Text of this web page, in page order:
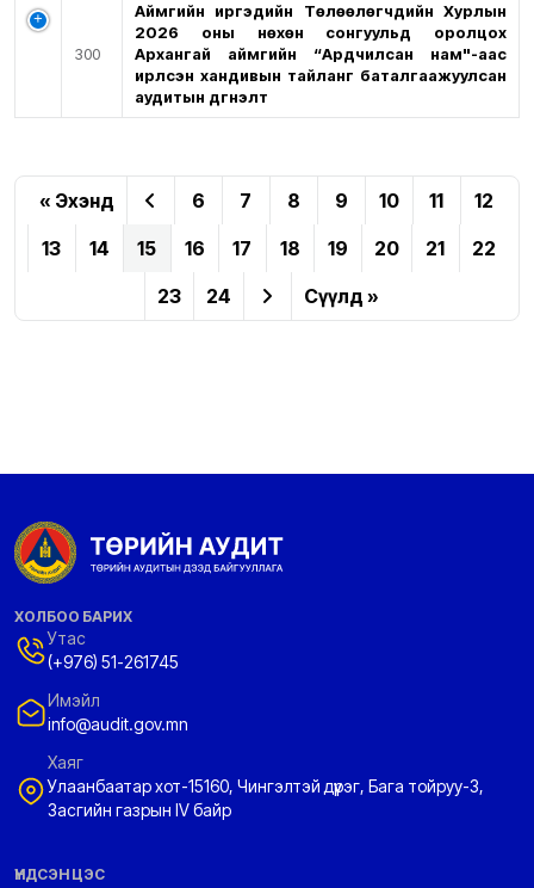
300
Аймгийн иргэдийн Төлөөлөгчдийн Хурлын
2026 оны нөхөн сонгуульд оролцох
Архангай аймгийн “Ардчилсан нам"-аас
ирүүлсэн хандивын тайланг баталгаажуулсан
аудитын дүгнэлт
« Эхэнд 6 7 8 9 10 11
12
13
14 15 16 17 18 19 20 21
22
23
24 Сүүлд »
ХОЛБОО БАРИХ
Утас
(+976) 51-261745
Имэйл
info@audit.gov.mn
Хаяг
Улаанбаатар хот-15160, Чингэлтэй дүүрэг, Бага тойруу-3,
Засгийн газрын IV байр
ҮНДСЭН ЦЭС